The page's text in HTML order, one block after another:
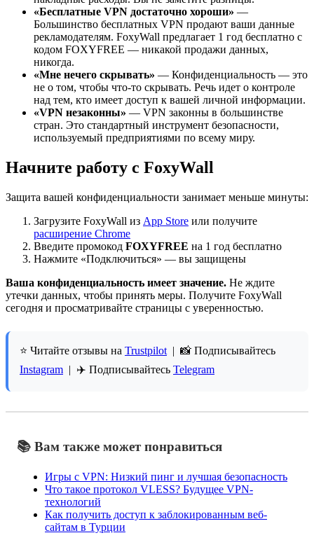
«Бесплатные VPN достаточно хороши» —
Большинство бесплатных VPN продают ваши данные
рекламодателям. FoxyWall предлагает 1 год бесплатно с
кодом FOXYFREE — никакой продажи данных,
никогда.
«Мне нечего скрывать» — Конфиденциальность — это
не о том, чтобы что-то скрывать. Речь идет о контроле
над тем, кто имеет доступ к вашей личной информации.
«VPN незаконны» — VPN законны в большинстве
стран. Это стандартный инструмент безопасности,
используемый предприятиями по всему миру.
Начните работу с FoxyWall
Защита вашей конфиденциальности занимает меньше минуты:
Загрузите FoxyWall из App Store или получите
расширение Chrome
Введите промокод FOXYFREE на 1 год бесплатно
Нажмите «Подключиться» — вы защищены
Ваша конфиденциальность имеет значение. Не ждите
утечки данных, чтобы принять меры. Получите FoxyWall
сегодня и просматривайте страницы с уверенностью.
⭐ Читайте отзывы на Trustpilot | 📸 Подписывайтесь
Instagram | ✈️ Подписывайтесь Telegram
📚 Вам также может понравиться
Игры с VPN: Низкий пинг и лучшая безопасность
Что такое протокол VLESS? Будущее VPN-
технологий
Как получить доступ к заблокированным веб-
сайтам в Турции